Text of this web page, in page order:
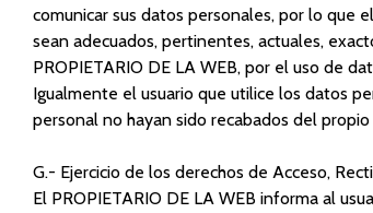
comunicar sus datos personales, por lo que
sean adecuados, pertinentes, actuales,
PROPIETARIO DE LA WEB, por el uso de
Igualmente el usuario que utilice los datos
personal no hayan sido recabados del
G.- Ejercicio de los derechos de Acceso,
El PROPIETARIO DE LA WEB informa al